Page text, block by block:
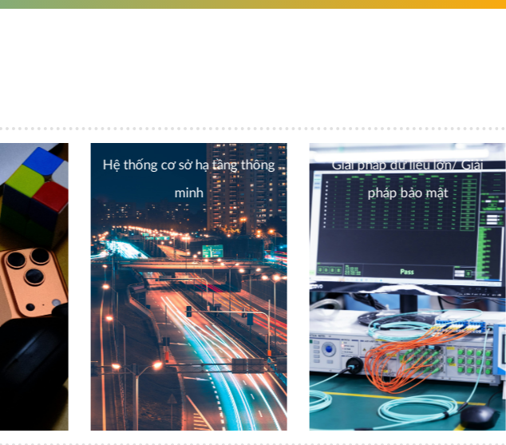
Hệ thống cơ sở hạ tầng thông
minh
Giải pháp dữ liệu lớn/ Giải
pháp bảo mật